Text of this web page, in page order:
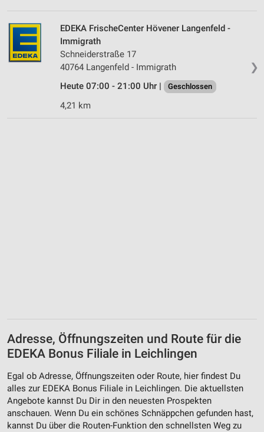
❯
EDEKA FrischeCenter Hövener Langenfeld -
Immigrath
Schneiderstraße 17
40764 Langenfeld - Immigrath
Heute 07:00 - 21:00 Uhr |
Geschlossen
4,21 km
Adresse, Öffnungszeiten und Route für die
EDEKA Bonus Filiale in Leichlingen
Egal ob Adresse, Öffnungszeiten oder Route, hier findest Du
alles zur EDEKA Bonus Filiale in Leichlingen. Die aktuellsten
Angebote kannst Du Dir in den neuesten Prospekten
anschauen. Wenn Du ein schönes Schnäppchen gefunden hast,
kannst Du über die Routen-Funktion den schnellsten Weg zu